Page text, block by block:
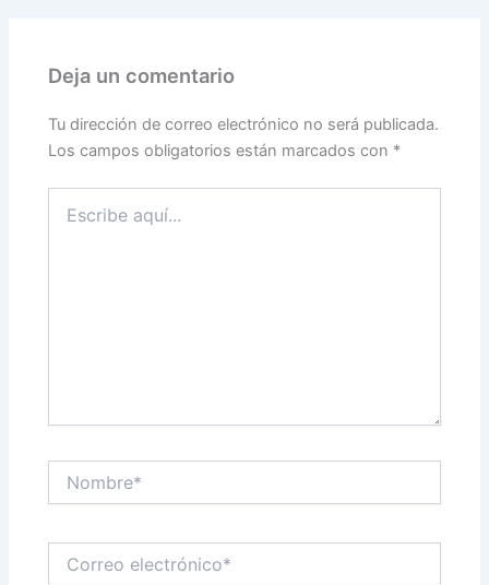
Deja un comentario
Tu dirección de correo electrónico no será publicada.
Los campos obligatorios están marcados con *
aquí...
electrónico*